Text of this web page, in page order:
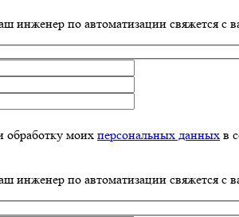
инженер по автоматизации свяжется с
обработку моих персональных данных в
инженер по автоматизации свяжется с